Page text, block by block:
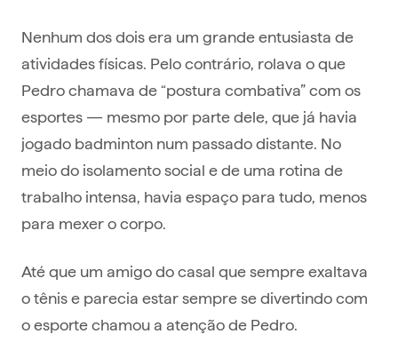
Nenhum dos dois era um grande entusiasta de
atividades físicas. Pelo contrário, rolava o que
Pedro chamava de “postura combativa” com os
esportes — mesmo por parte dele, que já havia
jogado badminton num passado distante. No
meio do isolamento social e de uma rotina de
trabalho intensa, havia espaço para tudo, menos
para mexer o corpo.
Até que um amigo do casal que sempre exaltava
o tênis e parecia estar sempre se divertindo com
o esporte chamou a atenção de Pedro.